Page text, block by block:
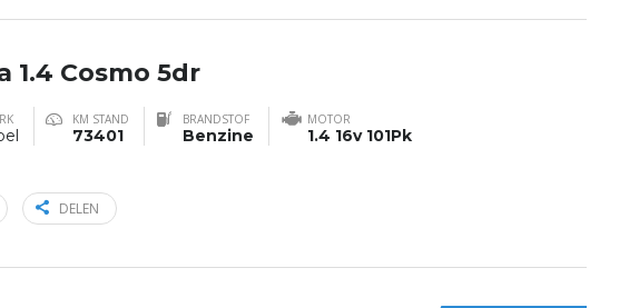
1.4 Cosmo 5dr
KM STAND
73401
BRANDSTOF
Benzine
MOTOR
1.4 16v 101Pk
DELEN